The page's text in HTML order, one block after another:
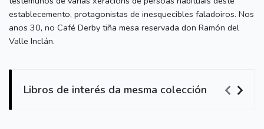
establecemento, protagonistas de inesquecibles faladoiros. Nos
anos 30, no Café Derby tiña mesa reservada don Ramón del
Valle Inclán.
Libros de interés da mesma colección